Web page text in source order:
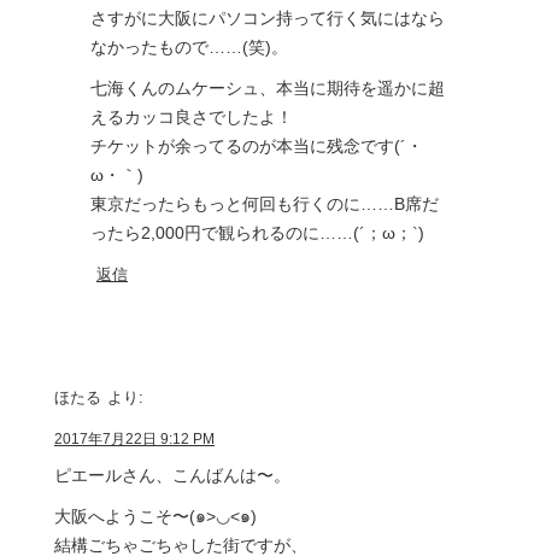
さすがに大阪にパソコン持って行く気にはなら
なかったもので……(笑)。
七海くんのムケーシュ、本当に期待を遥かに超
えるカッコ良さでしたよ！
チケットが余ってるのが本当に残念です(´・
ω・｀)
東京だったらもっと何回も行くのに……B席だ
ったら2,000円で観られるのに……(´；ω；`)
返信
ほたる より:
2017年7月22日 9:12 PM
ピエールさん、こんばんは〜。
大阪へようこそ〜(๑>◡<๑)
結構ごちゃごちゃした街ですが、